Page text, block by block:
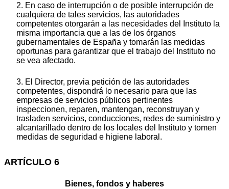
2. En caso de interrupción o de posible interrupción de
cualquiera de tales servicios, las autoridades
competentes otorgarán a las necesidades del Instituto la
misma importancia que a las de los órganos
gubernamentales de España y tomarán las medidas
oportunas para garantizar que el trabajo del Instituto no
se vea afectado.
3. El Director, previa petición de las autoridades
competentes, dispondrá lo necesario para que las
empresas de servicios públicos pertinentes
inspeccionen, reparen, mantengan, reconstruyan y
trasladen servicios, conducciones, redes de suministro y
alcantarillado dentro de los locales del Instituto y tomen
medidas de seguridad e higiene laboral.
ARTÍCULO 6
Bienes, fondos y haberes